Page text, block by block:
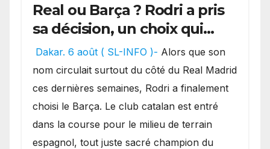
Real ou Barça ? Rodri a pris
sa décision, un choix qui
pourrait faire grand bruit
sur le marché des
transferts.
Dakar. 6 août ( SL-INFO )- Alors que son
nom circulait surtout du côté du Real Madrid
ces dernières semaines, Rodri a finalement
choisi le Barça. Le club catalan est entré
dans la course pour le milieu de terrain
espagnol, tout juste sacré champion du